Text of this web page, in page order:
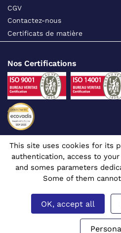
CGV
Contactez-nous
Certificats de matière
Nos Certifications
Suivez-nous sur les réseaux
Site dédié aux professionnels
© 1980 - 2026 CGR - Tous
Prix affichés en euros et hors
This site uses cookies for its
authentication, access to
and somes parameters
Some of them
OK, accept all